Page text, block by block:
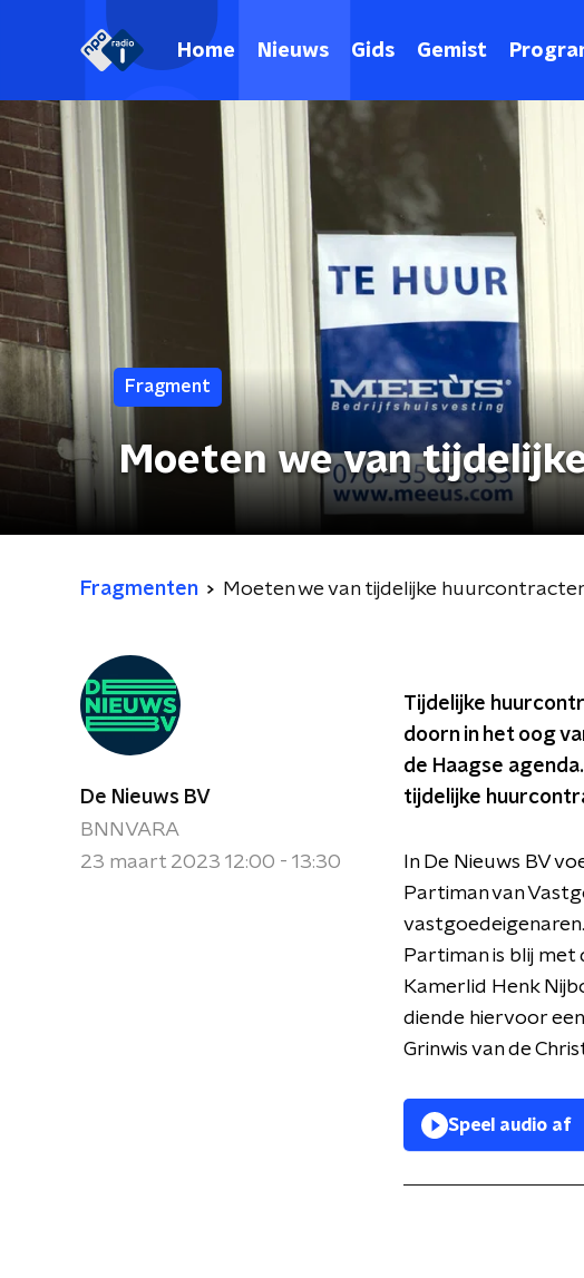
Home Nieuws Gids Gemist
Fragment
Moeten we van
Fragmenten Moeten we van tijdelijke
De Nieuws BV
BNNVARA
23 maart 2023 12:00 - 13:30
Tijdelijke
doorn in het oog
de Haagse
tijdelijke
In De Nieuws BV
Partiman van
Partiman is blij
Kamerlid Henk
diende hiervoor
Grinwis van de
Speel audio af